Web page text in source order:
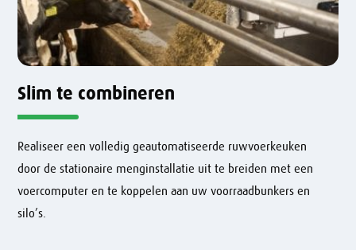
Slim te combineren
Realiseer een volledig geautomatiseerde ruwvoerkeuken
door de stationaire menginstallatie uit te breiden met een
voercomputer en te koppelen aan uw voorraadbunkers en
silo’s.